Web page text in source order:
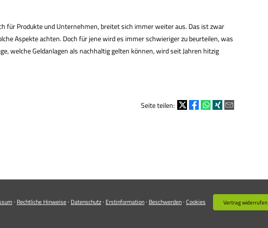
für Produkte und Unternehmen, breitet sich immer weiter aus. Das ist zwar
Aspekte achten. Doch für jene wird es immer schwieriger zu beurteilen, was
welche Geldanlagen als nachhaltig gelten können, wird seit Jahren hitzig
Seite teilen:
· Rechtliche Hinweise · Datenschutz · Erstinformation · Beschwerden · Cookies Vertrag widerrufen